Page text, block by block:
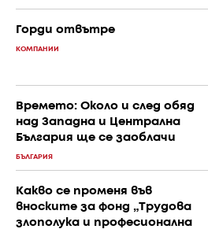
Горди отвътре
КОМПАНИИ
Времето: Около и след обяд
над Западна и Централна
България ще се заоблачи
БЪЛГАРИЯ
Какво се променя във
вноските за фонд „Трудова
злополука и професионална